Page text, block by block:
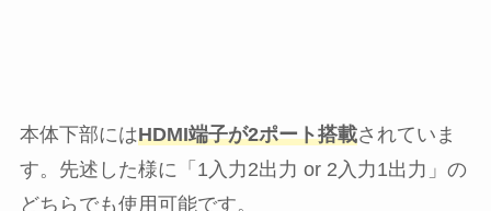
本体下部にはHDMI端子が2ポート搭載されていま
す。先述した様に「1入力2出力 or 2入力1出力」の
どちらでも使用可能です。